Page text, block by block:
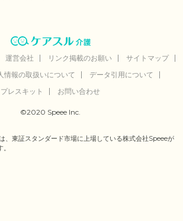
運営会社 リンク掲載のお願い
サイトマップ
情報の取扱いについて
データ引用について
プレスキット
お問い合わせ
©2020 Speee Inc.
、東証スタンダード市場に上場している株式会社Speeeが